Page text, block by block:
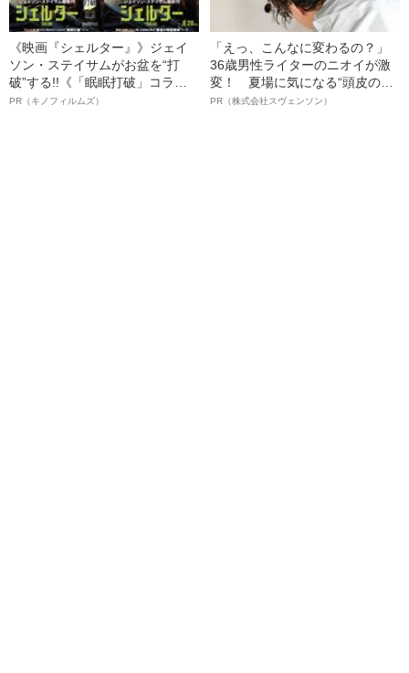
《映画『シェルター』》ジェイ
ソン・ステイサムがお盆を“打
破”する!!《「眠眠打破」コラ
ボ》
PR（キノフィルムズ）
「えっ、こんなに変わるの？」
36歳男性ライターのニオイが激
変！ 夏場に気になる“頭皮のニ
オイ”や“ベタつき”を解消す
PR（株式会社スヴェンソン）